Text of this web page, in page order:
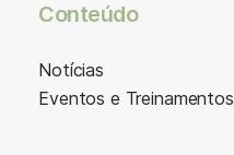
Conteúdo
Notícias
Eventos e Treinamentos